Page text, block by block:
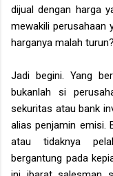
dijual dengan harga
mewakili perusahaan
harganya malah turun?
Jadi begini. Yang
bukanlah si
sekuritas atau bank
alias penjamin emisi.
atau tidaknya
bergantung pada